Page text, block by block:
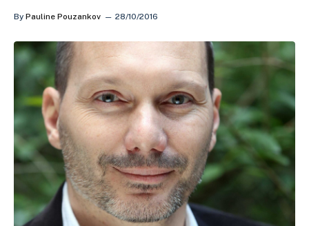
By Pauline Pouzankov 28/10/2016